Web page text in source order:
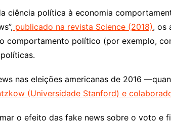
ciência política à economia
publicado na revista Science (2018), os
comportamento político (por exemplo,
nas eleições americanas de 2016
(Universidade Stanford) e
o efeito das fake news sobre o voto e